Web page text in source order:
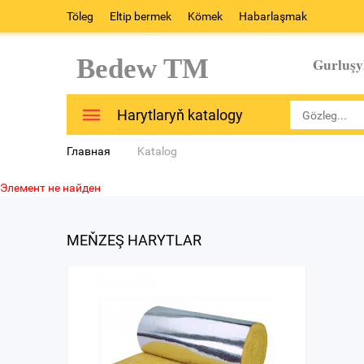
Töleg Eltip bermek Kömek Habarlaşmak
Bedew TM
Harytlaryň katalogy
Главная Katalog
Элемент не найден
MEŇZEŞ HARYTLAR